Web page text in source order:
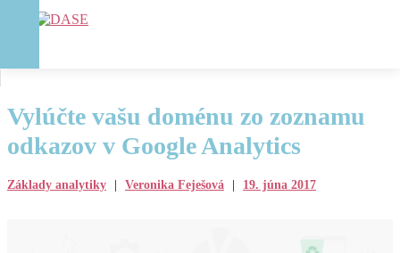
Vylúčte vašu doménu zo zoznamu
odkazov v Google Analytics
Základy analytiky Veronika Feješová 19. júna 2017